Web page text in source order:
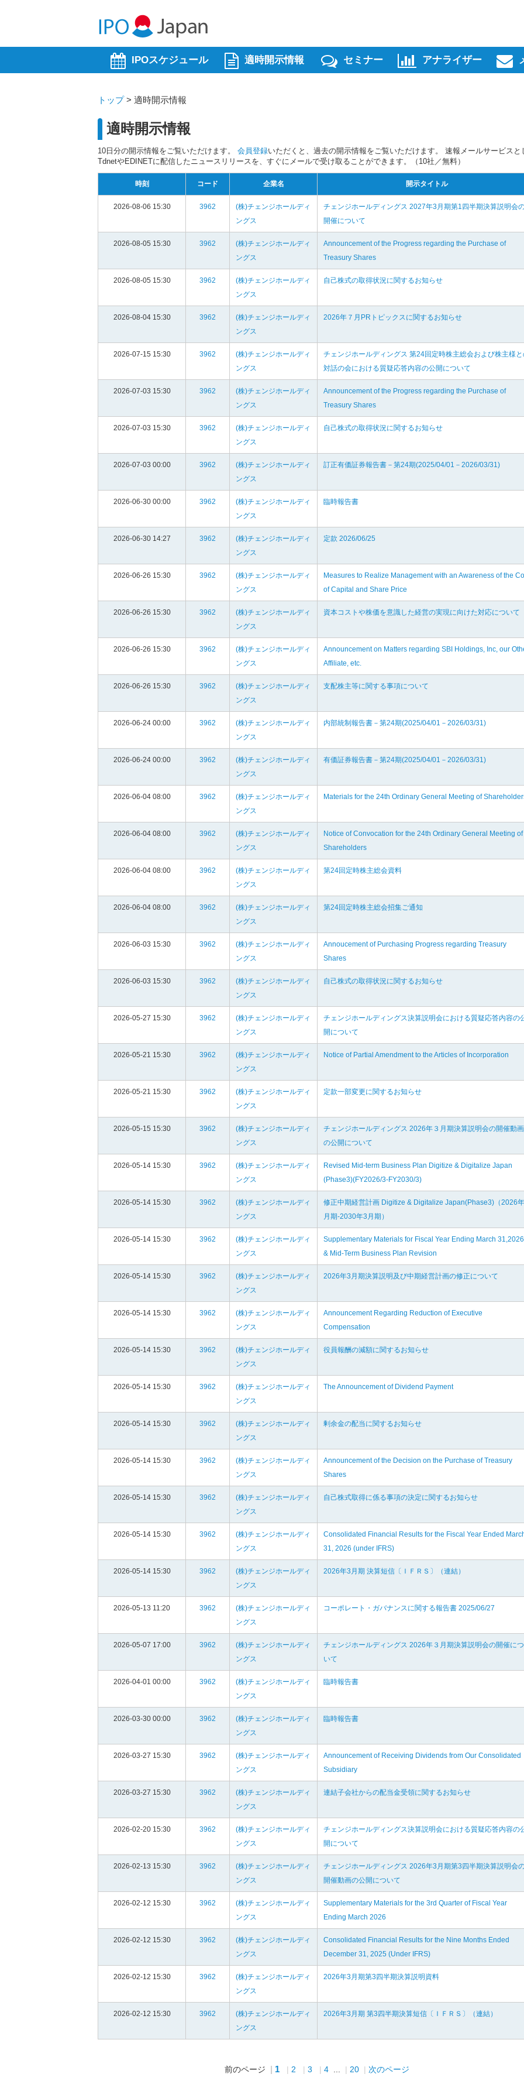
IPOスケジュール 適時開示情報 セミナー アナライザー
トップ> 適時開示情報
適時開示情報
10日分の開示情報をご覧いただけます。 会員登録いただくと、過去の開示情報をご覧いただけます。 速報メールサービスと
TdnetやEDINETに配信したニュースリリースを、すぐにメールで受け取ることができます。（10社／無料）
時刻 コード 企業名 開示タイトル
2026-08-06 15:30 3962
(株)チェンジホールディ
ングス
チェンジホールディングス 2027年3月期第1四半期決算説明会
開催について
2026-08-05 15:30 3962
(株)チェンジホールディ
ングス
Announcement of the Progress regarding the Purchase of
Treasury Shares
2026-08-05 15:30 3962
(株)チェンジホールディ
ングス
自己株式の取得状況に関するお知らせ
2026-08-04 15:30 3962
(株)チェンジホールディ
ングス
2026年７月PRトピックスに関するお知らせ
2026-07-15 15:30 3962
(株)チェンジホールディ
ングス
チェンジホールディングス 第24回定時株主総会および株主様
対話の会における質疑応答内容の公開について
2026-07-03 15:30 3962
(株)チェンジホールディ
ングス
Announcement of the Progress regarding the Purchase of
Treasury Shares
2026-07-03 15:30 3962
(株)チェンジホールディ
ングス
自己株式の取得状況に関するお知らせ
2026-07-03 00:00 3962
(株)チェンジホールディ
ングス
訂正有価証券報告書－第24期(2025/04/01－2026/03/31)
2026-06-30 00:00 3962
(株)チェンジホールディ
ングス
臨時報告書
2026-06-30 14:27 3962
(株)チェンジホールディ
ングス
定款 2026/06/25
2026-06-26 15:30 3962
(株)チェンジホールディ
ングス
Measures to Realize Management with an Awareness of the
of Capital and Share Price
2026-06-26 15:30 3962
(株)チェンジホールディ
ングス
資本コストや株価を意識した経営の実現に向けた対応について
2026-06-26 15:30 3962
(株)チェンジホールディ
ングス
Announcement on Matters regarding SBI Holdings, Inc, our
Affiliate, etc.
2026-06-26 15:30 3962
(株)チェンジホールディ
ングス
支配株主等に関する事項について
2026-06-24 00:00 3962
(株)チェンジホールディ
ングス
内部統制報告書－第24期(2025/04/01－2026/03/31)
2026-06-24 00:00 3962
(株)チェンジホールディ
ングス
有価証券報告書－第24期(2025/04/01－2026/03/31)
2026-06-04 08:00 3962
(株)チェンジホールディ
ングス
Materials for the 24th Ordinary General Meeting of
2026-06-04 08:00 3962
(株)チェンジホールディ
ングス
Notice of Convocation for the 24th Ordinary General Meeting of
Shareholders
2026-06-04 08:00 3962
(株)チェンジホールディ
ングス
第24回定時株主総会資料
2026-06-04 08:00 3962
(株)チェンジホールディ
ングス
第24回定時株主総会招集ご通知
2026-06-03 15:30 3962
(株)チェンジホールディ
ングス
Annoucement of Purchasing Progress regarding Treasury
Shares
2026-06-03 15:30 3962
(株)チェンジホールディ
ングス
自己株式の取得状況に関するお知らせ
2026-05-27 15:30 3962
(株)チェンジホールディ
ングス
チェンジホールディングス決算説明会における質疑応答内容の
開について
2026-05-21 15:30 3962
(株)チェンジホールディ
ングス
Notice of Partial Amendment to the Articles of Incorporation
2026-05-21 15:30 3962
(株)チェンジホールディ
ングス
定款一部変更に関するお知らせ
2026-05-15 15:30 3962
(株)チェンジホールディ
ングス
チェンジホールディングス 2026年３月期決算説明会の開催動画
の公開について
2026-05-14 15:30 3962
(株)チェンジホールディ
ングス
Revised Mid-term Business Plan Digitize & Digitalize Japan
(Phase3)(FY2026/3-FY2030/3)
2026-05-14 15:30 3962
(株)チェンジホールディ
ングス
修正中期経営計画 Digitize & Digitalize Japan(Phase3)（2026
月期-2030年3月期）
2026-05-14 15:30 3962
(株)チェンジホールディ
ングス
Supplementary Materials for Fiscal Year Ending March 31,2026
& Mid-Term Business Plan Revision
2026-05-14 15:30 3962
(株)チェンジホールディ
ングス
2026年3月期決算説明及び中期経営計画の修正について
2026-05-14 15:30 3962
(株)チェンジホールディ
ングス
Announcement Regarding Reduction of Executive
Compensation
2026-05-14 15:30 3962
(株)チェンジホールディ
ングス
役員報酬の減額に関するお知らせ
2026-05-14 15:30 3962
(株)チェンジホールディ
ングス
The Announcement of Dividend Payment
2026-05-14 15:30 3962
(株)チェンジホールディ
ングス
剰余金の配当に関するお知らせ
2026-05-14 15:30 3962
(株)チェンジホールディ
ングス
Announcement of the Decision on the Purchase of Treasury
Shares
2026-05-14 15:30 3962
(株)チェンジホールディ
ングス
自己株式取得に係る事項の決定に関するお知らせ
2026-05-14 15:30 3962
(株)チェンジホールディ
ングス
Consolidated Financial Results for the Fiscal Year Ended
31, 2026 (under IFRS)
2026-05-14 15:30 3962
(株)チェンジホールディ
ングス
2026年3月期 決算短信〔ＩＦＲＳ〕（連結）
2026-05-13 11:20 3962
(株)チェンジホールディ
ングス
コーポレート・ガバナンスに関する報告書 2025/06/27
2026-05-07 17:00 3962
(株)チェンジホールディ
ングス
チェンジホールディングス 2026年３月期決算説明会の開催につ
いて
2026-04-01 00:00 3962
(株)チェンジホールディ
ングス
臨時報告書
2026-03-30 00:00 3962
(株)チェンジホールディ
ングス
臨時報告書
2026-03-27 15:30 3962
(株)チェンジホールディ
ングス
Announcement of Receiving Dividends from Our Consolidated
Subsidiary
2026-03-27 15:30 3962
(株)チェンジホールディ
ングス
連結子会社からの配当金受領に関するお知らせ
2026-02-20 15:30 3962
(株)チェンジホールディ
ングス
チェンジホールディングス決算説明会における質疑応答内容の
開について
2026-02-13 15:30 3962
(株)チェンジホールディ
ングス
チェンジホールディングス 2026年3月期第3四半期決算説明会
開催動画の公開について
2026-02-12 15:30 3962
(株)チェンジホールディ
ングス
Supplementary Materials for the 3rd Quarter of Fiscal Year
Ending March 2026
2026-02-12 15:30 3962
(株)チェンジホールディ
ングス
Consolidated Financial Results for the Nine Months Ended
December 31, 2025 (Under IFRS)
2026-02-12 15:30 3962
(株)チェンジホールディ
ングス
2026年3月期第3四半期決算説明資料
2026-02-12 15:30 3962
(株)チェンジホールディ
ングス
2026年3月期 第3四半期決算短信〔ＩＦＲＳ〕（連結）
前のページ 1 2 3 4 20 次のページ